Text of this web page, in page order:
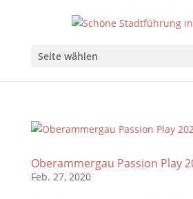
Seite wählen
Oberammergau Passion Play
Feb. 27, 2020